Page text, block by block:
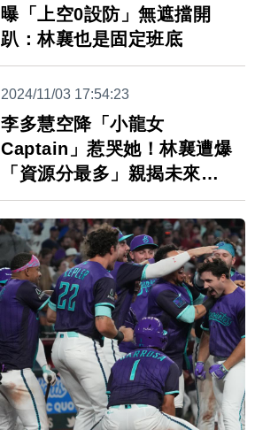
曝「上空0設防」無遮擋開
趴：林襄也是固定班底
2024/11/03 17:54:23
李多慧空降「小龍女
Captain」惹哭她！林襄遭爆
「資源分最多」親揭未來規
劃